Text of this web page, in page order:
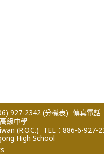
927-2342 (分機表) 傳真電話
級中學
(R.O.C.) TEL：886-6-927-
High School